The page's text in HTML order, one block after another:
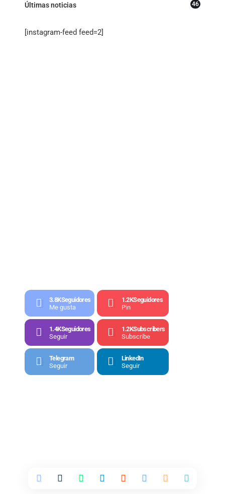
Últimas noticias 46
[instagram-feed feed=2]
3.8KSeguidores
Me gusta
1.2KSeguidores
Pin
1.4KSeguidores
Seguir
1.2KSubscribers
Subscribe
Telegram
Seguir
LinkedIn
Seguir